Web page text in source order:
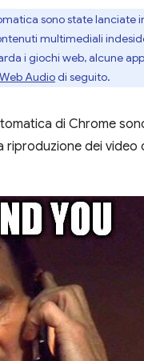
sono state
multimediali
i giochi web, alcune
Audiodi seguito.
di Chrome
riproduzione dei